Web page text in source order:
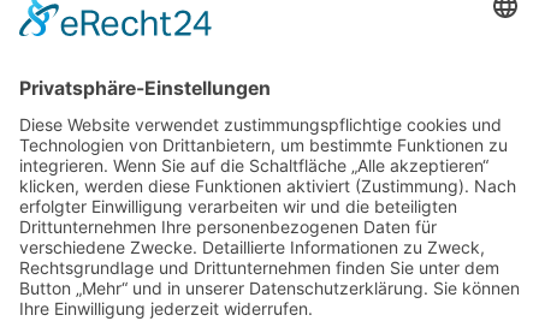
Vogue Vintage
Herren
Accessoires
Einzelschnittmuster Burda
Tops
Kleider
Röcke & Hosen
Homewear
Jacken & Mäntel
Curvy
Herren
Kids
Burda Fantasy
Accessoires & Deko